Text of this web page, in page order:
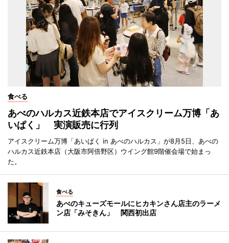
食べる
あべのハルカス近鉄本店でアイスクリーム万博「あ
いぱく」 実演販売に行列
アイスクリーム万博「あいぱく in あべのハルカス」が8月5日、あべの
ハルカス近鉄本店（大阪市阿倍野区）ウイング館9階催会場で始まっ
た。
食べる
あべのキューズモールにヒカキンさん店主のラーメ
ン店「みそきん」 関西初出店